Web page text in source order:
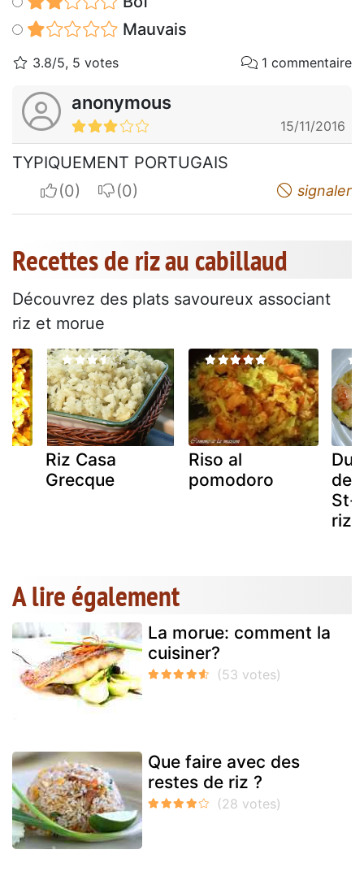
Mauvais
3.8/5, 5 votes 1 commentaire
anonymous
15/11/2016
TYPIQUEMENT PORTUGAIS
I apreciateI do not appreciate signaler
Recettes de riz au cabillaud
Découvrez des plats savoureux associant
riz et morue
Riz Casa
Grecque
Riso al
pomodoro
de
St-
riz
A lire également
La morue: comment la
cuisiner?
Que faire avec des
restes de riz ?